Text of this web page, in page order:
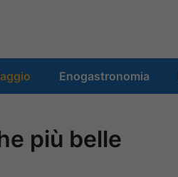
Enogastronomia
più belle